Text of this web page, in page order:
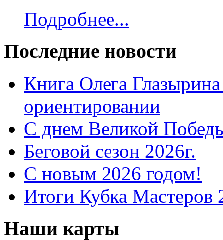
Подробнее...
Последние новости
Книга Олега
ориентировании
С днем Великой
Беговой сезон 2026г.
С новым 2026 годом!
Итоги Кубка Мастеров
Наши карты